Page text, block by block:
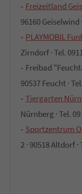
Freizeitland
96160 Geiselwind
PLAYMOBIL
Zirndorf · Tel.
Freibad
90537 Feucht ·
Tiergarten
Nürnberg · Tel.
Sportzentrum
2 · 90518 Altdorf